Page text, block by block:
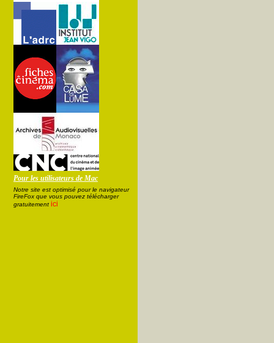
Pour les utilisateurs de Mac
Notre site est optimisé pour le navigateur
FireFox que vous pouvez télécharger
gratuitement ici